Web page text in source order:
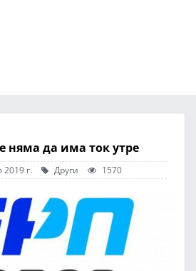
няма да има ток утре
2019 г. Други 1570